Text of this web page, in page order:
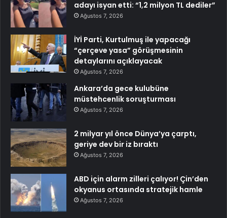
adayı isyan etti: “1,2 milyon TL dediler”
Ağustos 7, 2026
İYİ Parti, Kurtulmuş ile yapacağı
“çerçeve yasa” görüşmesinin
detaylarını açıklayacak
Ağustos 7, 2026
Ankara’da gece kulubüne
müstehcenlik soruşturması
Ağustos 7, 2026
2 milyar yıl önce Dünya’ya çarptı,
geriye dev bir iz bıraktı
Ağustos 7, 2026
ABD için alarm zilleri çalıyor! Çin’den
okyanus ortasında stratejik hamle
Ağustos 7, 2026